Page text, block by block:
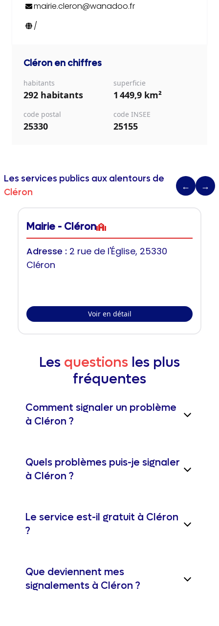
mairie.cleron@wanadoo.fr
/
Cléron en chiffres
habitants
292 habitants
superficie
1 449,9 km²
code postal
25330
code INSEE
25155
Les services publics aux alentours de
Cléron
← →
Mairie - Cléron
Adresse : 2 rue de l'Église, 25330
Cléron
Voir en détail
Les questions les plus
fréquentes
Comment signaler un problème
à Cléron ?
Quels problèmes puis-je signaler
à Cléron ?
Le service est-il gratuit à Cléron
?
Que deviennent mes
signalements à Cléron ?